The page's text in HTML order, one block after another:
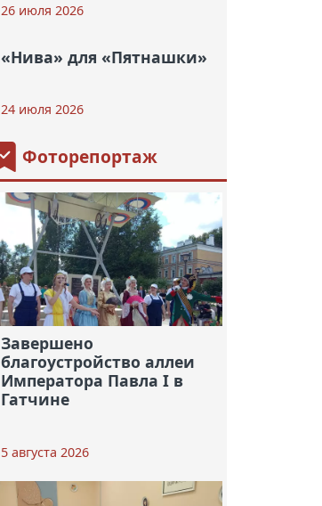
26 июля 2026
«Нива» для «Пятнашки»
24 июля 2026
Фоторепортаж
Завершено
благоустройство аллеи
Императора Павла I в
Гатчине
5 августа 2026